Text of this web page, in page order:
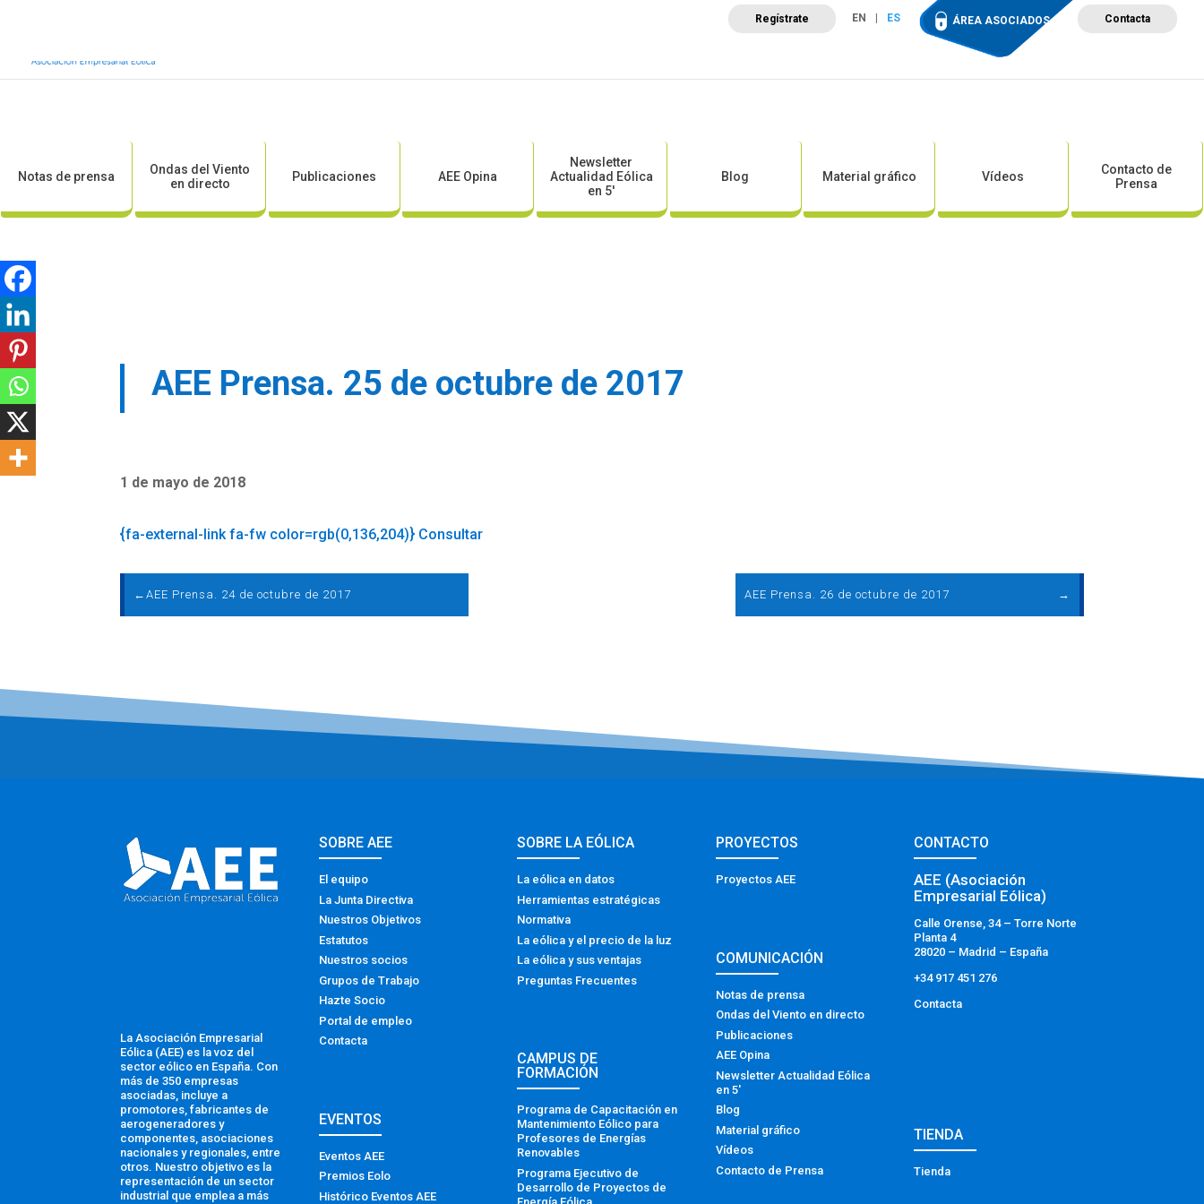
Regístrate EN ES ÁREA ASOCIADOS Contacta
Campus de Formación
Notas de prensa
Ondas del Viento
en directo
Publicaciones AEE Opina
Newsletter
Actualidad Eólica
en 5′
Blog Material gráfico Vídeos
Contacto de
Prensa
AEE Prensa. 25 de octubre de 2017
1 de mayo de 2018
{fa-external-link fa-fw color=rgb(0,136,204)} Consultar
←AEE Prensa. 24 de octubre de 2017 AEE Prensa. 26 de octubre de 2017 →
La Asociación Empresarial
Eólica (AEE) es la voz del
sector eólico en España. Con
más de 350 empresas
asociadas, incluye a
promotores, fabricantes de
aerogeneradores y
componentes, asociaciones
nacionales y regionales, entre
otros. Nuestro objetivo es la
representación de un sector
industrial que emplea a más
SOBRE AEE
El equipo
La Junta Directiva
Nuestros Objetivos
Estatutos
Nuestros socios
Grupos de Trabajo
Hazte Socio
Portal de empleo
Contacta
EVENTOS
Eventos AEE
Premios Eolo
Histórico Eventos AEE
SOBRE LA EÓLICA
La eólica en datos
Herramientas estratégicas
Normativa
La eólica y el precio de la luz
La eólica y sus ventajas
Preguntas Frecuentes
CAMPUS DE
FORMACIÓN
Programa de Capacitación en
Mantenimiento Eólico para
Profesores de Energías
Renovables
Programa Ejecutivo de
Desarrollo de Proyectos de
PROYECTOS
Proyectos AEE
COMUNICACIÓN
Notas de prensa
Ondas del Viento en directo
Publicaciones
AEE Opina
Newsletter Actualidad Eólica
en 5′
Blog
Material gráfico
Vídeos
Contacto de Prensa
CONTACTO
AEE (Asociación
Empresarial Eólica)
Calle Orense, 34 – Torre Norte
Planta 4
28020 – Madrid – España
+34 917 451 276
Contacta
TIENDA
Tienda